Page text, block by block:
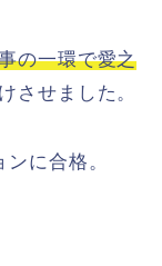
の一環で愛之
させました。
に合格。